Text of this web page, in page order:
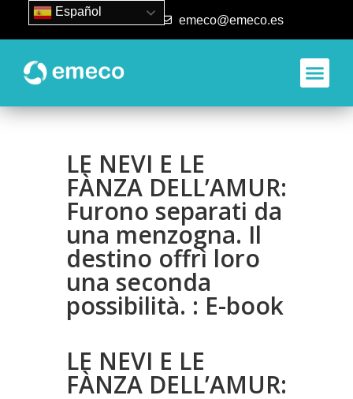
93 840 50 80 emeco@emeco.es
LE NEVI E LE
FÀNZA DELL’AMUR:
Furono separati da
una menzogna. Il
destino offrì loro
una seconda
possibilità. : E-book
LE NEVI E LE
FÀNZA DELL’AMUR:
Español